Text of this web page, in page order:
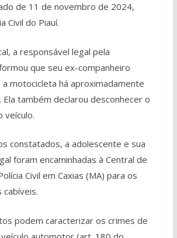
de 11 de novembro de 2024,
Civil do Piauí.
a responsável legal pela
que seu ex-companheiro
a motocicleta há aproximadamente
Ela também declarou desconhecer o
veículo.
constatados, a adolescente e sua
foram encaminhadas à Central de
Civil em Caxias (MA) para os
podem caracterizar os crimes de